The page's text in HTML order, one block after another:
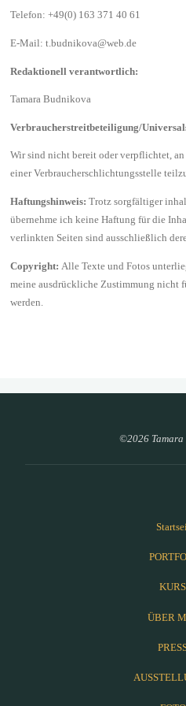
Telefon: +49(0) 163 371 40 61
E-Mail: t.budnikova@web.de
Redaktionell verantwortlich:
Tamara Budnikova
Verbraucherstreitbeteiligung/
Wir sind nicht bereit oder verpflichtet,
einer Verbraucherschlichtungsstelle
Haftungshinweis: Trotz sorgfältiger
übernehme ich keine Haftung für die
verlinkten Seiten sind ausschließlich
Copyright: Alle Texte und Fotos
meine ausdrückliche Zustimmung nicht
werden.
©2026 Tamara
ÜBER